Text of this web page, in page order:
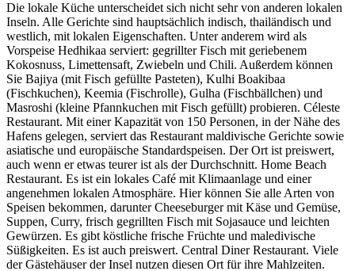
Die lokale Küche unterscheidet sich nicht sehr von anderen lokalen
Inseln. Alle Gerichte sind hauptsächlich indisch, thailändisch und
westlich, mit lokalen Eigenschaften. Unter anderem wird als
Vorspeise Hedhikaa serviert: gegrillter Fisch mit geriebenem
Kokosnuss, Limettensaft, Zwiebeln und Chili. Außerdem können
Sie Bajiya (mit Fisch gefüllte Pasteten), Kulhi Boakibaa
(Fischkuchen), Keemia (Fischrolle), Gulha (Fischbällchen) und
Masroshi (kleine Pfannkuchen mit Fisch gefüllt) probieren. Céleste
Restaurant. Mit einer Kapazität von 150 Personen, in der Nähe des
Hafens gelegen, serviert das Restaurant maldivische Gerichte sowie
asiatische und europäische Standardspeisen. Der Ort ist preiswert,
auch wenn er etwas teurer ist als der Durchschnitt. Home Beach
Restaurant. Es ist ein lokales Café mit Klimaanlage und einer
angenehmen lokalen Atmosphäre. Hier können Sie alle Arten von
Speisen bekommen, darunter Cheeseburger mit Käse und Gemüse,
Suppen, Curry, frisch gegrillten Fisch mit Sojasauce und leichten
Gewürzen. Es gibt köstliche frische Früchte und maledivische
Süßigkeiten. Es ist auch preiswert. Central Diner Restaurant. Viele
der Gästehäuser der Insel nutzen diesen Ort für ihre Mahlzeiten.